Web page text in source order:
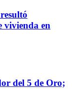
vivienda en
del 5 de Oro;